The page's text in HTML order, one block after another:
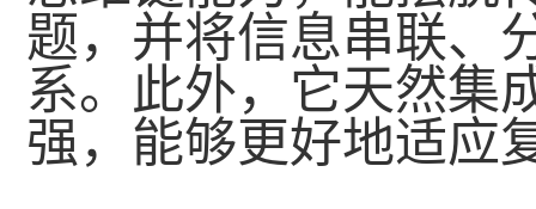
题，并将信息串联、
系。此外，它天然集
强，能够更好地适应